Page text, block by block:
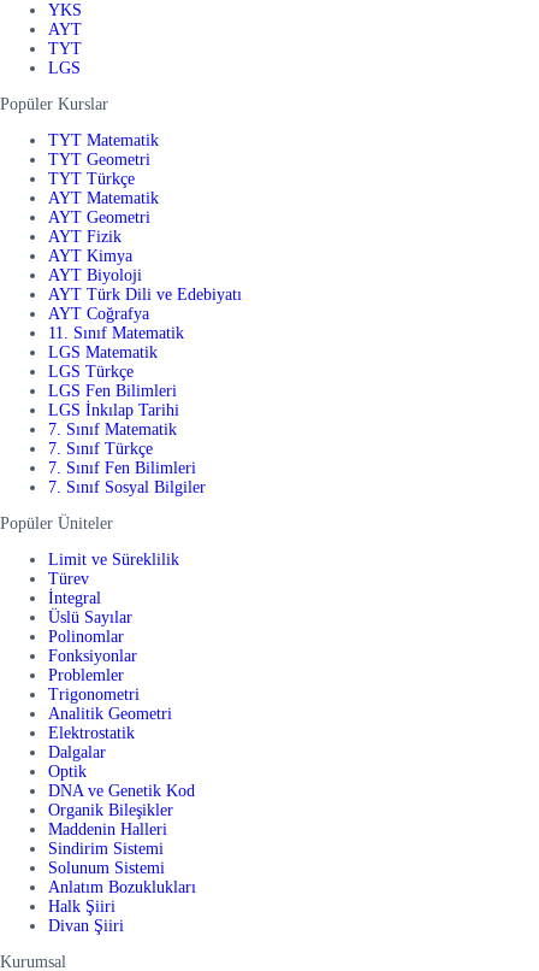
YKS
AYT
TYT
LGS
Popüler Kurslar
TYT Matematik
TYT Geometri
TYT Türkçe
AYT Matematik
AYT Geometri
AYT Fizik
AYT Kimya
AYT Biyoloji
AYT Türk Dili ve Edebiyatı
AYT Coğrafya
11. Sınıf Matematik
LGS Matematik
LGS Türkçe
LGS Fen Bilimleri
LGS İnkılap Tarihi
7. Sınıf Matematik
7. Sınıf Türkçe
7. Sınıf Fen Bilimleri
7. Sınıf Sosyal Bilgiler
Popüler Üniteler
Limit ve Süreklilik
Türev
İntegral
Üslü Sayılar
Polinomlar
Fonksiyonlar
Problemler
Trigonometri
Analitik Geometri
Elektrostatik
Dalgalar
Optik
DNA ve Genetik Kod
Organik Bileşikler
Maddenin Halleri
Sindirim Sistemi
Solunum Sistemi
Anlatım Bozuklukları
Halk Şiiri
Divan Şiiri
Kurumsal